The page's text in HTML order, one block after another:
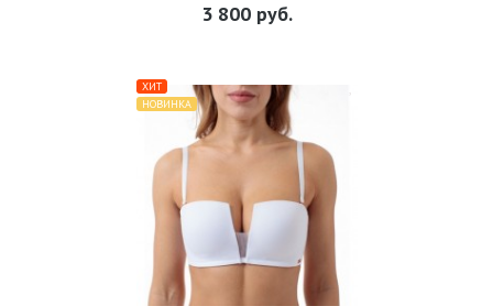
3 800руб.
ХИТ
НОВИНКА